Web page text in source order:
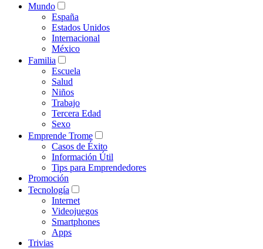
Mundo
España
Estados Unidos
Internacional
México
Familia
Escuela
Salud
Niños
Trabajo
Tercera Edad
Sexo
Emprende Trome
Casos de Éxito
Información Útil
Tips para Emprendedores
Promoción
Tecnología
Internet
Videojuegos
Smartphones
Apps
Trivias